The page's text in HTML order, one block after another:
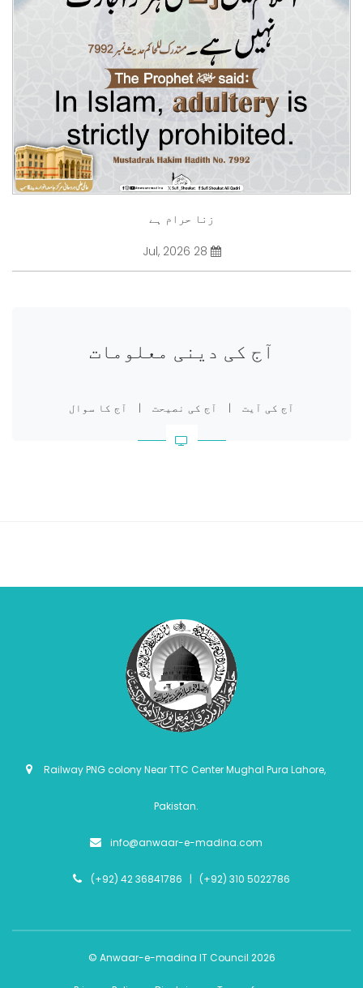
زنا حرام ہے
آج کی دینی معلومات
آج کی آیت | آج کی نصیحت | آج کا سوال
Railway PNG colony Near TTC Center Mughal Pura Lahore,
Pakistan.
info@anwaar-e-madina.com
(+92) 42 36841786 | (+92) 310 5022786
© Anwaar-e-madina IT Council 2026